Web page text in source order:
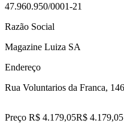
47.960.950/0001-21
Razão Social
Magazine Luiza SA
Endereço
Rua Voluntarios da Franca,
Preço R$ 4.179,05R$ 4.179,05